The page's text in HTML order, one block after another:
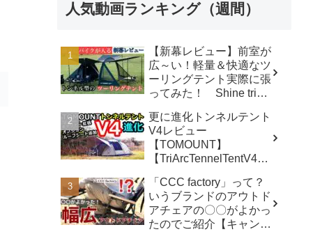
人気動画ランキング（週間）
【新幕レビュー】前室が
広～い！軽量＆快適なツ
ーリングテント実際に張
ってみた！ Shine trip
な気分
更に進化トンネルテント
V4レビュー
【TOMOUNT】
【TriArcTennelTentV4】
カ】
「CCC factory」って？
いうブランドのアウトド
アチェアの〇〇がよかっ
たのでご紹介【キャンプ